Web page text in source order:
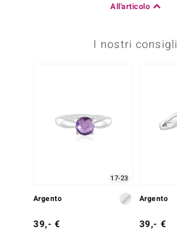
All'articolo
I nostri consigli
17-23
Argento
39,- €
Argento
39,- €